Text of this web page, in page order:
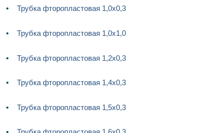
Трубка фторопластовая 1,0х0,3
Трубка фторопластовая 1,0х1,0
Трубка фторопластовая 1,2х0,3
Трубка фторопластовая 1,4х0,3
Трубка фторопластовая 1,5х0,3